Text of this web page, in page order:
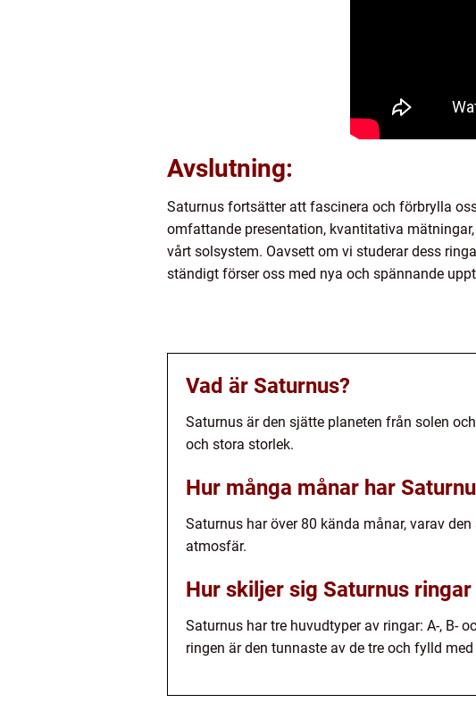
Avslutning:
Saturnus fortsätter att fascinera och förbrylla
omfattande presentation, kvantitativa
vårt solsystem. Oavsett om vi studerar dess
ständigt förser oss med nya och spännande
Vad är Saturnus?
Saturnus är den sjätte planeten från solen
och stora storlek.
Hur många månar har
Saturnus har över 80 kända månar, varav
atmosfär.
Hur skiljer sig Saturnus
Saturnus har tre huvudtyper av ringar: A-, B-
ringen är den tunnaste av de tre och fylld